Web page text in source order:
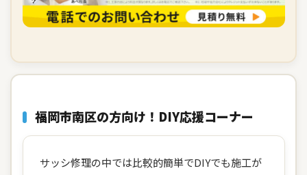
福岡市南区の方向け！DIY応援コーナー
サッシ修理の中では比較的簡単でDIYでも施工が